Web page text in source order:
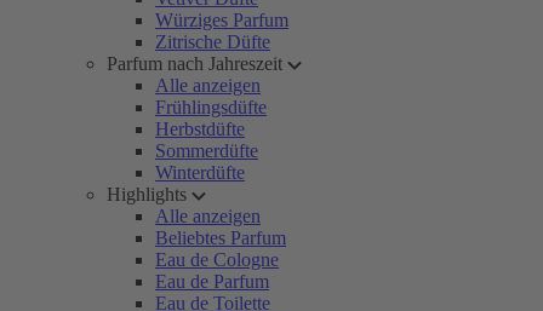
Würziges Parfum
Zitrische Düfte
Parfum nach Jahreszeit
Alle anzeigen
Frühlingsdüfte
Herbstdüfte
Sommerdüfte
Winterdüfte
Highlights
Alle anzeigen
Beliebtes Parfum
Eau de Cologne
Eau de Parfum
Eau de Toilette